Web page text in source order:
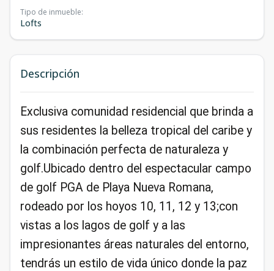
Tipo de inmueble:
Lofts
Descripción
Exclusiva comunidad residencial que brinda a
sus residentes la belleza tropical del caribe y
la combinación perfecta de naturaleza y
golf.Ubicado dentro del espectacular campo
de golf PGA de Playa Nueva Romana,
rodeado por los hoyos 10, 11, 12 y 13;con
vistas a los lagos de golf y a las
impresionantes áreas naturales del entorno,
tendrás un estilo de vida único donde la paz